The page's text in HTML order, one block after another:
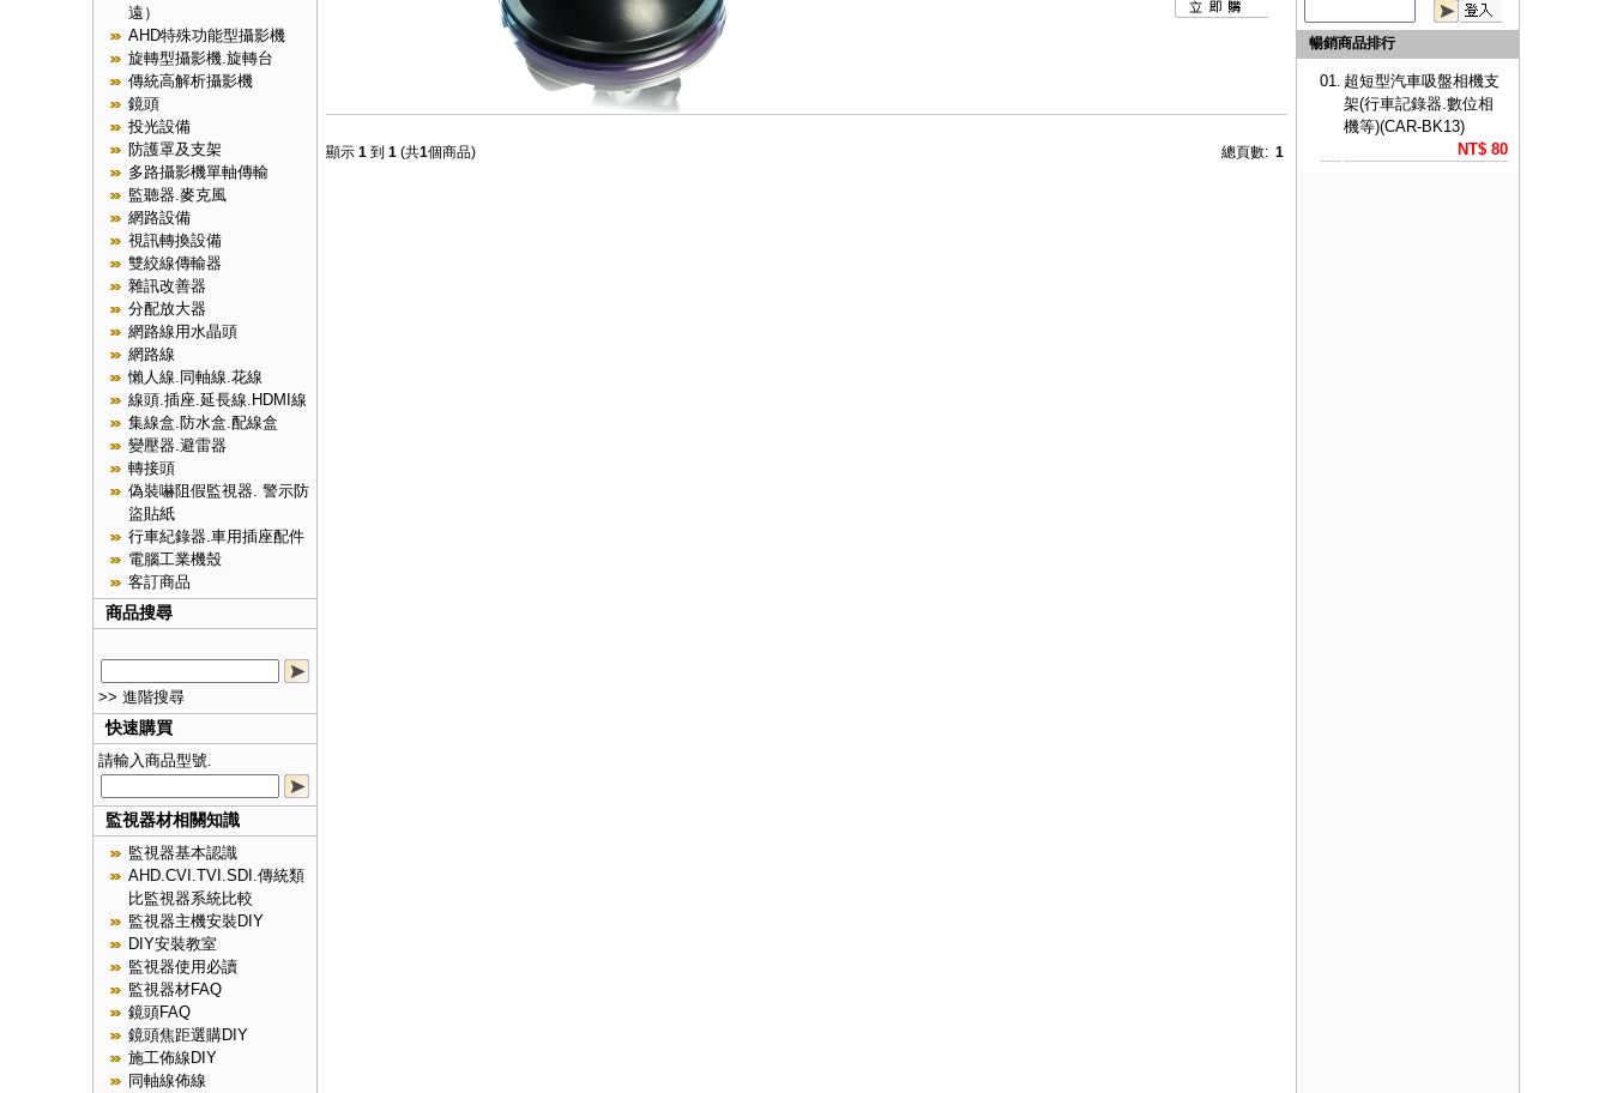
遠）
AHD特殊功能型攝影機
旋轉型攝影機.旋轉台
傳統高解析攝影機
鏡頭
投光設備
防護罩及支架
多路攝影機單軸傳輸
監聽器.麥克風
網路設備
視訊轉換設備
雙絞線傳輸器
雜訊改善器
分配放大器
網路線用水晶頭
網路線
懶人線.同軸線.花線
線頭.插座.延長線.HDMI線
集線盒.防水盒.配線盒
變壓器.避雷器
轉接頭
偽裝嚇阻假監視器. 警示防
盜貼紙
行車紀錄器.車用插座配件
電腦工業機殼
客訂商品
商品搜尋
>> 進階搜尋
快速購買
請輸入商品型號.
監視器材相關知識
監視器基本認識
AHD.CVI.TVI.SDI.傳統類
比監視器系統比較
監視器主機安裝DIY
DIY安裝教室
監視器使用必讀
監視器材FAQ
鏡頭FAQ
鏡頭焦距選購DIY
施工佈線DIY
同軸線佈線
顯示 1到 1(共1個商品) 總頁數: 1
暢銷商品排行
01. 超短型汽車吸盤相機支
架(行車記錄器.數位相
機等)(CAR-BK13)
NT$ 80